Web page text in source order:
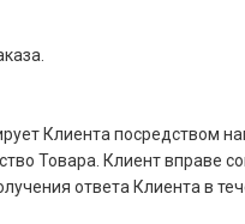
Клиента посредством
Товара. Клиент вправе
ответа Клиента в